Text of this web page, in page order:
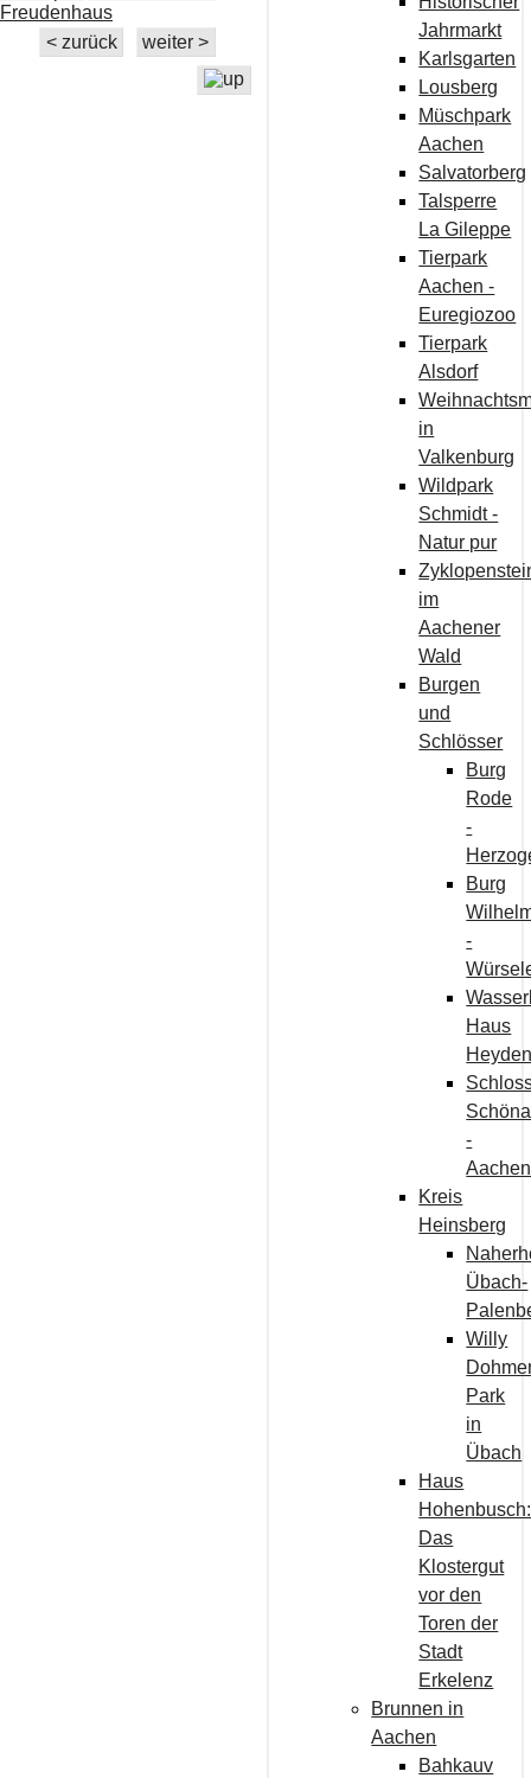
Jahrmarkt
Karlsgarten
Lousberg
Müschpark
Aachen
Salvatorberg
Talsperre
La Gileppe
Tierpark
Aachen -
Euregiozoo
Tierpark
Alsdorf
in
Valkenburg
Wildpark
Schmidt -
Natur pur
im
Aachener
Wald
Burgen
und
Schlösser
Burg
Rode
-
Burg
-
Haus
-
Aachen
Kreis
Heinsberg
Übach-
Willy
Park
in
Übach
Haus
Hohenbusch:
Das
Klostergut
vor den
Toren der
Stadt
Erkelenz
Brunnen in
Aachen
Bahkauv
Freudenhaus
< zurück
weiter >